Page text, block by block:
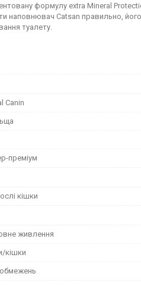
формулу extra Mineral
наповнювач Catsan правильно, його
туалету.
Canin
преміум
кішки
живлення
кішки